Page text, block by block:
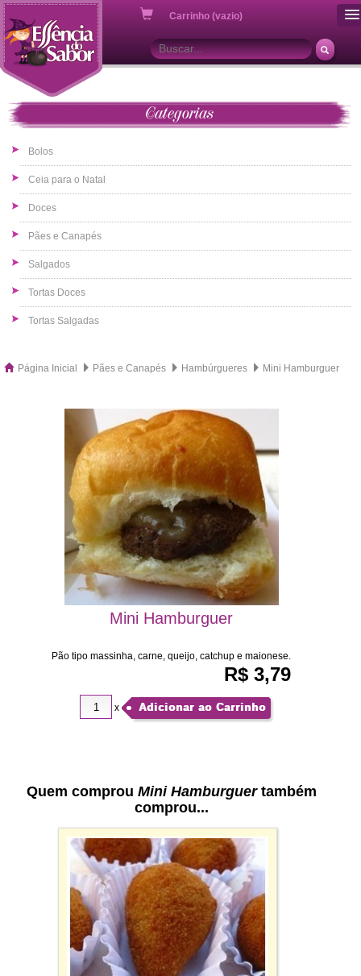
Carrinho (vazio)
Categorias
Bolos
Ceia para o Natal
Doces
Pães e Canapés
Salgados
Tortas Doces
Tortas Salgadas
Página Inicial Pães e Canapés Hambúrgueres Mini Hamburguer
Mini Hamburguer
Pão tipo massinha, carne, queijo, catchup e maionese.
R$ 3,79
x Adicionar ao Carrinho
Quem comprou Mini Hamburguertambém
comprou...